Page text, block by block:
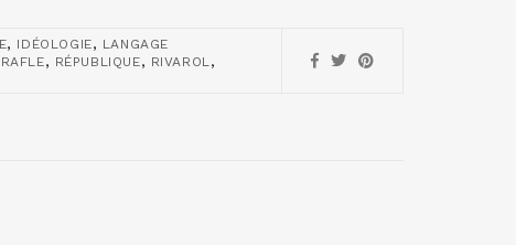
, IDÉOLOGIE, LANGAGE
RAFLE, RÉPUBLIQUE, RIVAROL,